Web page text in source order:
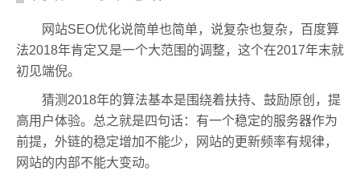
网站SEO优化说简单也简单，说复杂也复杂，百度算
法2018年肯定又是一个大范围的调整，这个在2017年末就
初见端倪。
猜测2018年的算法基本是围绕着扶持、鼓励原创，提
高用户体验。总之就是四句话：有一个稳定的服务器作为
前提，外链的稳定增加不能少，网站的更新频率有规律，
网站的内部不能大变动。